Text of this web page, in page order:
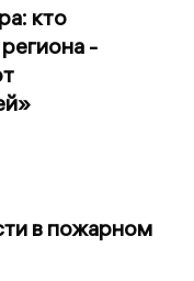
кто
-
в пожарном